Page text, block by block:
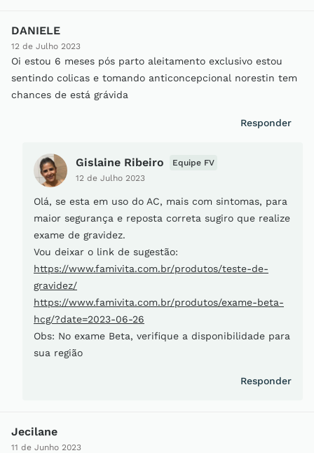
DANIELE
12 de Julho 2023
Oi estou 6 meses pós parto aleitamento exclusivo estou
sentindo colicas e tomando anticoncepcional norestin tem
chances de está grávida
Responder
Gislaine Ribeiro
12 de Julho 2023
Equipe FV
Olá, se esta em uso do AC, mais com sintomas, para
maior segurança e reposta correta sugiro que realize
exame de gravidez.
Vou deixar o link de sugestão:
https://www.famivita.com.br/produtos/teste-de-
gravidez/
https://www.famivita.com.br/produtos/exame-beta-
hcg/?date=2023-06-26
Obs: No exame Beta, verifique a disponibilidade para
sua região
Responder
Jecilane
11 de Junho 2023